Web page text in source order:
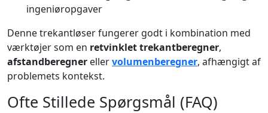
ingeniøropgaver
Denne trekantløser fungerer godt i kombination med
værktøjer som en retvinklet trekantberegner,
afstandberegner ellervolumenberegner, afhængigt af
problemets kontekst.
Ofte Stillede Spørgsmål (FAQ)